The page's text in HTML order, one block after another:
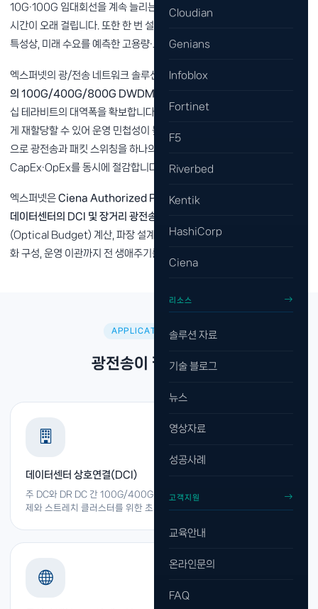
Cloudian
Genians
Infoblox
Fortinet
F5
Riverbed
Kentik
HashiCorp
Ciena
리소스
솔루션 자료
기술 블로그
뉴스
영상자료
성공사례
고객지원
교육안내
온라인문의
FAQ
10G·100G 임대회선을 계속 늘리는 방식은 비용 효율이 낮고, 확장에도
시간이 오래 걸립니다. 또한 한 번 설치하면 수년간 사용하는 광 인프라의
특성상, 미래 수요를 예측한 고용량·고효율 설계가 매우 중요합니다.
엑스퍼넷의 광/전송 네트워크 솔루션은
Ciena WaveLogic 기술 기반
의 100G/400G/800G DWDM 광전송
십 테라비트의 대역폭을 확보합니다. 파장·대역폭을 소프트웨어로 유연하
게 재할당할 수 있어 운영 민첩성이 높고, Packet-Optical 통합 플랫폼
으로 광전송과 패킷 스위칭을 하나의 장비에서 처리할 수 있어
CapEx·OpEx를 동시에 절감합니다.
엑스퍼넷은Ciena Authorized Partner로서 통신사·공공기관·대형
데이터센터의 DCI 및 장거리 광전송 프로젝트
(Optical Budget) 계산, 파장 설계, 기존 광케이블 활용, 재해복구 이중
화 구성, 운영 이관까지 전 생애주기를 지원합니다.
APPLICATION AREAS
광전송이 필요한 환경
데이터센터 상호연결(DCI)
주 DC와 DR DC 간 100G/400G 다크파이버 전송. 실시간 데이터 복
제와 스트레치 클러스터를 위한 초저지연 광링크 구축.